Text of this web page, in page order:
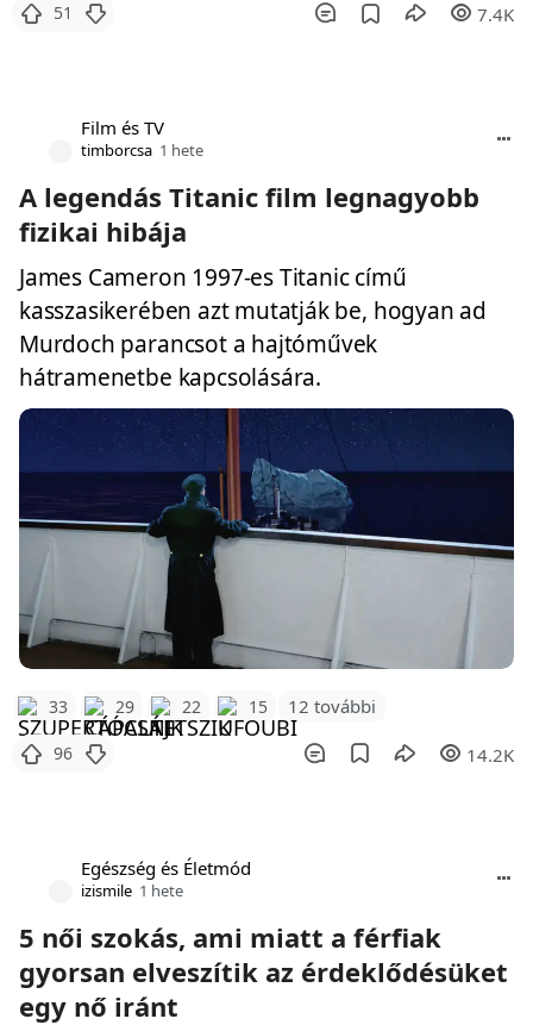
51 7.4K
Film és TV
timborcsa 1 hete
A legendás Titanic film legnagyobb
fizikai hibája
James Cameron 1997-es Titanic című
kasszasikerében azt mutatják be, hogyan ad
Murdoch parancsot a hajtóművek
hátramenetbe kapcsolására.
33 29 22 15 12 további
96 14.2K
Egészség és Életmód
izismile 1 hete
5 női szokás, ami miatt a férfiak
gyorsan elveszítik az érdeklődésüket
egy nő iránt